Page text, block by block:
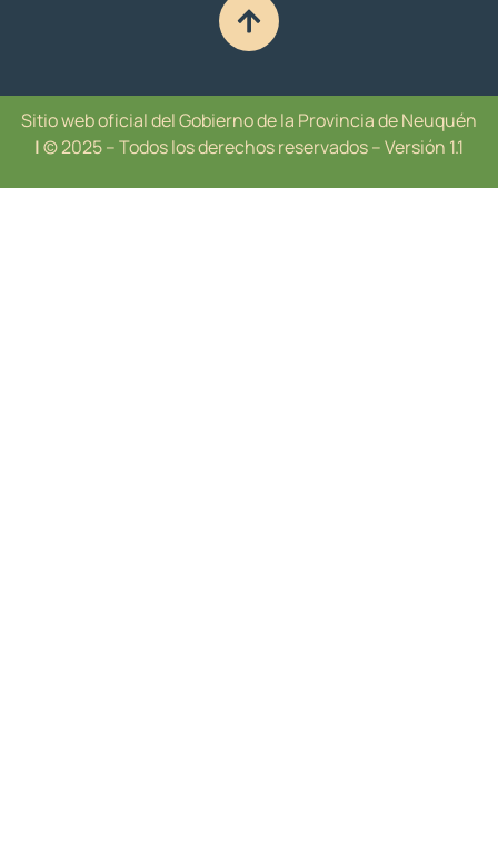
Sitio web oficial del Gobierno de la Provincia de Neuquén
|© 2025 – Todos los derechos reservados – Versión 1.1